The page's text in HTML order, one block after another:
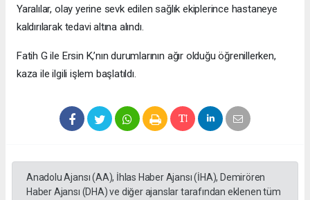
Yaralılar, olay yerine sevk edilen sağlık ekiplerince hastaneye
kaldırılarak tedavi altına alındı.
Fatih G ile Ersin K,’nın durumlarının ağır olduğu öğrenillerken,
kaza ile ilgili işlem başlatıldı.
Anadolu Ajansı (AA), İhlas Haber Ajansı (İHA), Demirören
Haber Ajansı (DHA) ve diğer ajanslar tarafından eklenen tüm